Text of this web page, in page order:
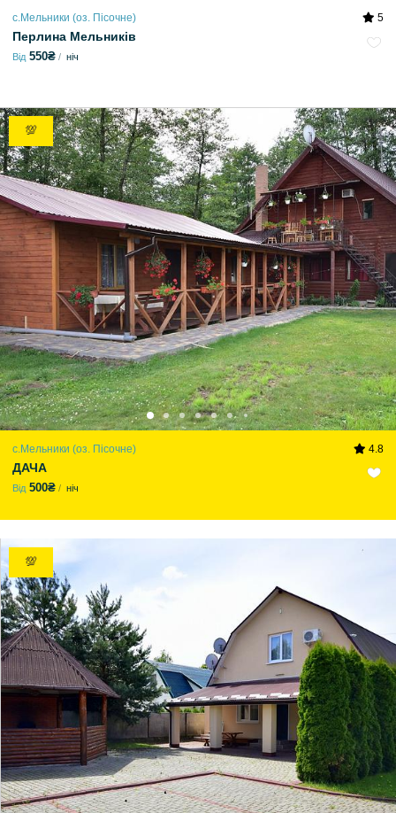
с.Мельники (оз. Пісочне) 5
Перлина Мельників
Від 550₴ ніч
💯
с.Мельники (оз. Пісочне) 4.8
ДАЧА
Від 500₴ ніч
💯